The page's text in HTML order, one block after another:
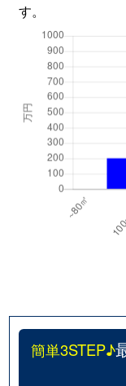
す。
簡単3STEP♪